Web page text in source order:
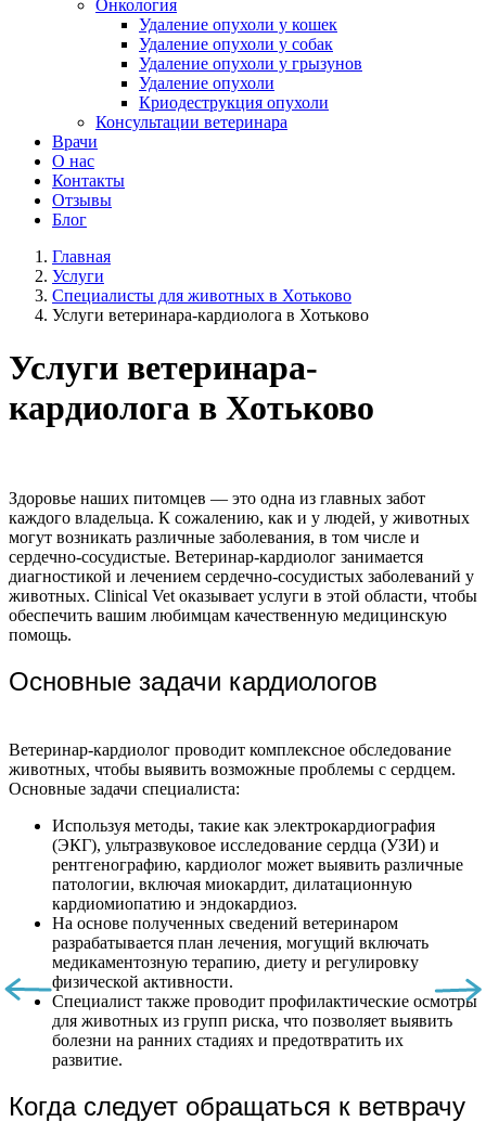
Онкология
Удаление опухоли у кошек
Удаление опухоли у собак
Удаление опухоли у грызунов
Удаление опухоли
Криодеструкция опухоли
Консультации ветеринара
Врачи
О нас
Контакты
Отзывы
Блог
Главная
Услуги
Специалисты для животных в Хотьково
Услуги ветеринара-кардиолога в Хотьково
Услуги ветеринара-
кардиолога в Хотьково
Здоровье наших питомцев — это одна из главных забот
каждого владельца. К сожалению, как и у людей, у животных
могут возникать различные заболевания, в том числе и
сердечно-сосудистые. Ветеринар-кардиолог занимается
диагностикой и лечением сердечно-сосудистых заболеваний у
животных. Clinical Vet оказывает услуги в этой области, чтобы
обеспечить вашим любимцам качественную медицинскую
помощь.
Основные задачи кардиологов
Ветеринар-кардиолог проводит комплексное обследование
животных, чтобы выявить возможные проблемы с сердцем.
Основные задачи специалиста:
Используя методы, такие как электрокардиография
(ЭКГ), ультразвуковое исследование сердца (УЗИ) и
рентгенографию, кардиолог может выявить различные
патологии, включая миокардит, дилатационную
кардиомиопатию и эндокардиоз.
На основе полученных сведений ветеринаром
разрабатывается план лечения, могущий включать
медикаментозную терапию, диету и регулировку
физической активности.
Специалист также проводит профилактические осмотры
для животных из групп риска, что позволяет выявить
болезни на ранних стадиях и предотвратить их
развитие.
Когда следует обращаться к ветврачу